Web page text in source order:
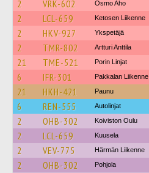
2 VRK-602 Osmo Aho
2 LCL-659 Ketosen Liikenne
2 HKV-927 Ykspetäjä
2 TMR-802 Artturi Anttila
21 TME-521 Porin Linjat
6 IFR-301 Pakkalan Liikenne
21 HKH-421 Paunu
6 REN-555 Autolinjat
2 OHB-302 Koiviston Oulu
2 LCL-659 Kuusela
2 VEV-775 Härmän Liikenne
2 OHB-302 Pohjola